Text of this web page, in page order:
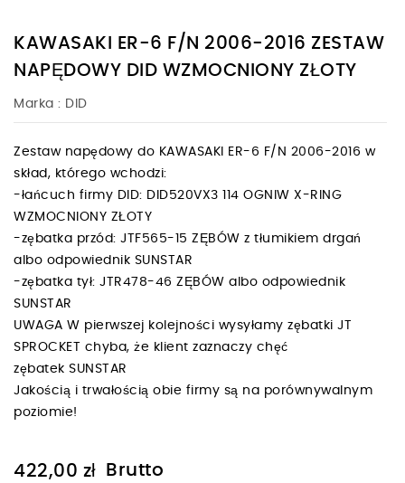
KAWASAKI ER-6 F/N 2006-2016 ZESTAW
NAPĘDOWY DID WZMOCNIONY ZŁOTY
Marka : DID
Zestaw napędowy do KAWASAKI ER-6 F/N 2006-2016 w
skład, którego wchodzi:
-łańcuch firmy DID: DID520VX3 114 OGNIW X-RING
WZMOCNIONY ZŁOTY
-zębatka przód: JTF565-15 ZĘBÓW z tłumikiem drgań
albo odpowiednik SUNSTAR
-zębatka tył: JTR478-46 ZĘBÓW albo odpowiednik
SUNSTAR
UWAGA W pierwszej kolejności wysyłamy zębatki JT
SPROCKET chyba, że klient zaznaczy chęć
zębatek SUNSTAR
Jakością i trwałością obie firmy są na porównywalnym
poziomie!
422,00 zł Brutto